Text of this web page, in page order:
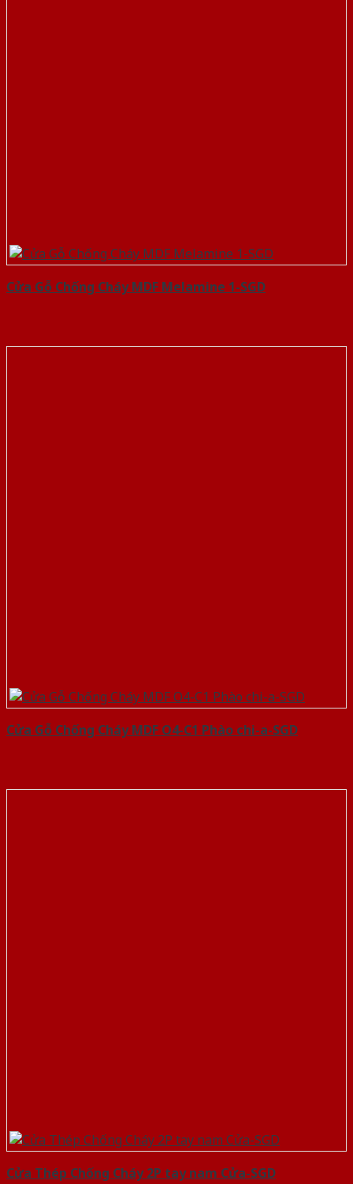
Cửa Gỗ Chống Cháy MDF Melamine 1-SGD
Cửa Gỗ Chống Cháy MDF O4-C1 Phào chi-a-SGD
Cửa Thép Chống Cháy 2P tay nam Cửa-SGD